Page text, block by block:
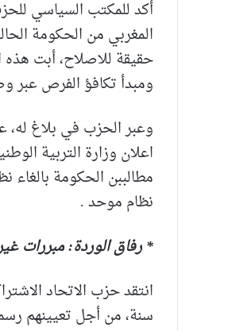
أكد للمكتب السياسي
المغربي من الحكومة
حقيقة للاصلاح، أبت
ومبدأ تكافؤ الفرص عبر
وعبر الحزب في بلاغ له،
اعلان وزارة التربية
مطالببن الحكومة بالغاء
نظام موحد .
* رفاق الوردة: مبررات
سنة، من أجل تعيينهم